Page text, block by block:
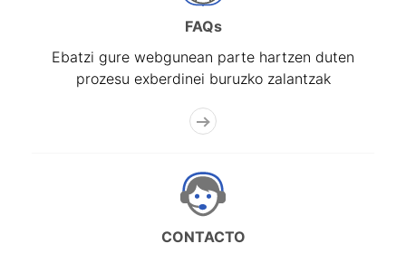
FAQs
Ebatzi gure webgunean parte hartzen duten
prozesu exberdinei buruzko zalantzak
CONTACTO